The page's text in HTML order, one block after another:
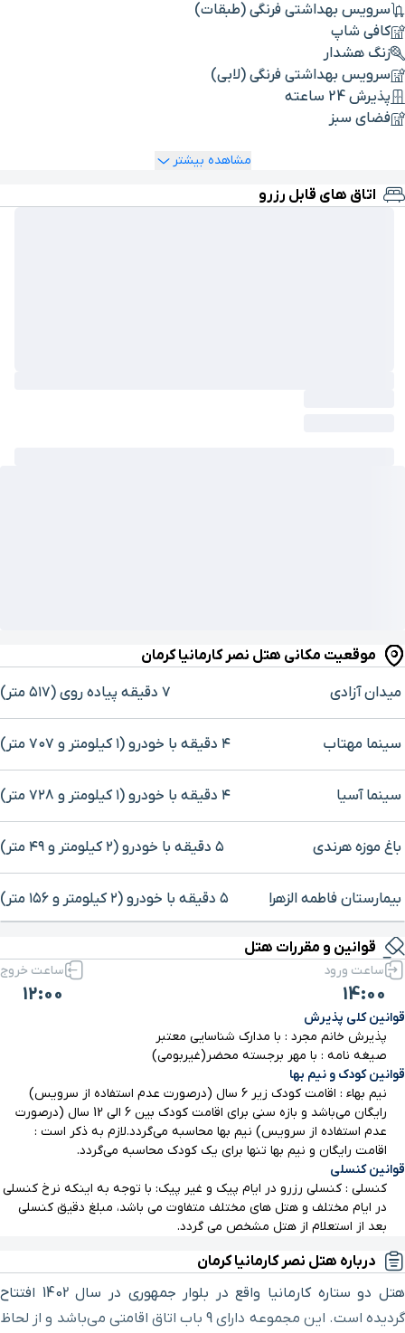
سرویس بهداشتی فرنگی (طبقات)
کافی شاپ
زنگ هشدار
سرویس بهداشتی فرنگی (لابی)
پذیرش 24 ساعته
فضای سبز
مشاهده بیشتر
اتاق های قابل رزرو
موقعیت مکانی هتل نصر کارمانیا کرمان
میدان آزادی ۷ دقیقه پیاده ‌روی (۵۱۷ متر)
سینما مهتاب ۴ دقیقه با خودرو (۱ کیلومتر و ۷۰۷ متر)
سینما آسیا ۴ دقیقه با خودرو (۱ کیلومتر و ۷۲۸ متر)
باغ موزه هرندی ۵ دقیقه با خودرو (۲ کیلومتر و ۴۹ متر)
بیمارستان فاطمه الزهرا ۵ دقیقه با خودرو (۲ کیلومتر و ۱۵۶ متر)
بیمارستان ارجمند
موزه آکواریوم
یخدان مؤیدی ۶ دقیقه با خودرو (۲ کیلومتر و ۷۶۷ متر)
بیمارستان شفا
حمام ابراهیم خان ۷ دقیقه با خودرو (۳ کیلومتر و ۵۵۵ متر)
سینما شهر تماشا ۷ دقیقه با خودرو (۳ کیلومتر و ۵۸۹ متر)
مسجد جامع ۸ دقیقه با خودرو (۳ کیلومتر و ۸۴۲ متر)
بازار ستاره ۸ دقیقه با خودرو (۳ کیلومتر و ۸۶۲ متر)
برای بزرگنمایی روی نقشه کلیک کنید
قوانین و مقررات هتل
ساعت ورود
14:00
ساعت خروج
12:00
قوانین کلی پذیرش
پذیرش خانم مجرد : با مدارک شناسایی معتبر
صیغه نامه : با مهر برجسته محضر(غیربومی)
قوانین کودک و نیم بها
نیم بهاء : اقامت کودک زیر 6 سال (درصورت عدم استفاده از سرویس)
رایگان می‌باشد و بازه سنی برای اقامت کودک بین 6 الی 12 سال (درصورت
عدم استفاده از سرویس) نیم بها محاسبه می‌گردد.لازم به ذکر است :
اقامت رایگان و نیم بها تنها برای یک کودک محاسبه می‌گردد.
قوانین کنسلی
کنسلی : کنسلی رزرو در ایام پیک و غیر پیک: با توجه به اینکه نرخ کنسلی
در ایام مختلف و هتل های مختلف متفاوت می باشد، مبلغ دقیق کنسلی
بعد از استعلام از هتل مشخص می گردد.
درباره هتل نصر کارمانیا کرمان
هتل دو ستاره کارمانیا واقع در بلوار جمهوری در سال 1402 افتتاح
گردیده است. این مجموعه دارای 9 باب اتاق اقامتی می‌باشد و از لحاظ